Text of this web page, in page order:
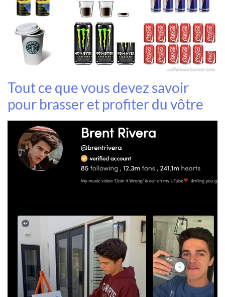
Tout ce que vous devez savoir
pour brasser et profiter du vôtre